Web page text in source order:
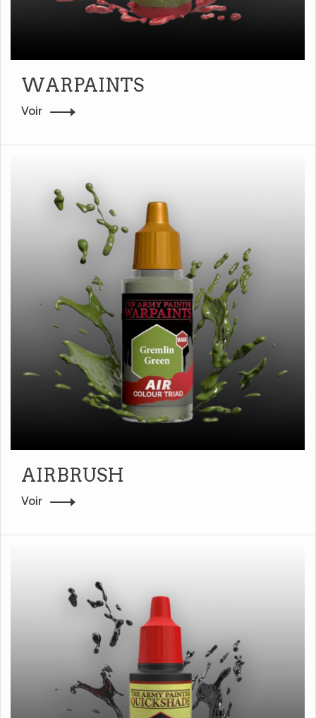
WARPAINTS
Voir
AIRBRUSH
Voir